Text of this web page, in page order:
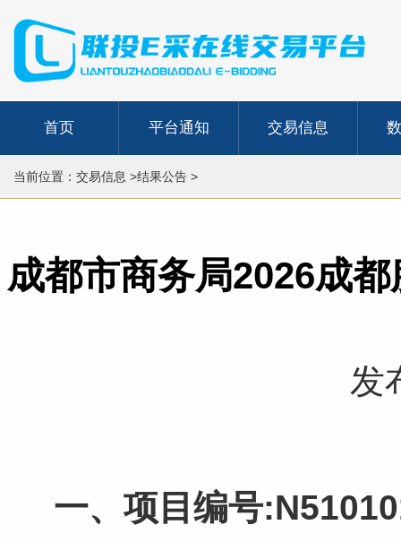
首页 平台通知 交易信息
当前位置：交易信息 >结果公告 >
成都市商务局2026成
发
一、项目编号